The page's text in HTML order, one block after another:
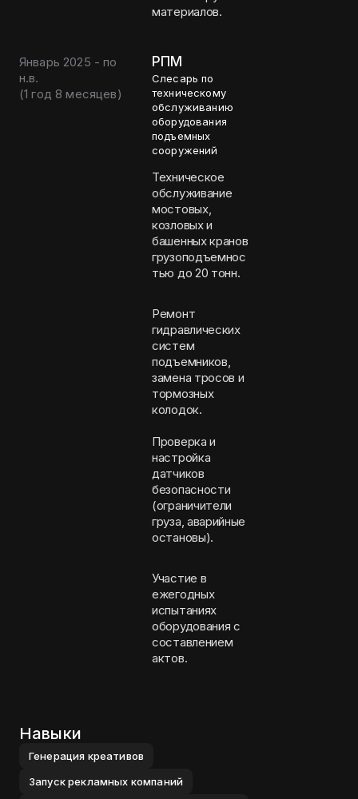
материалов.
Январь 2025 - по
н.в.
(1 год 8 месяцев)
РПМ
Слесарь по
техническому
обслуживанию
оборудования
подъемных
сооружений
Техническое
обслуживание
мостовых,
козловых и
башенных кранов
грузоподъемнос
тью до 20 тонн.
Ремонт
гидравлических
систем
подъемников,
замена тросов и
тормозных
колодок.
Проверка и
настройка
датчиков
безопасности
(ограничители
груза, аварийные
остановы).
Участие в
ежегодных
испытаниях
оборудования с
составлением
актов.
Навыки
Генерация креативов
Запуск рекламных компаний